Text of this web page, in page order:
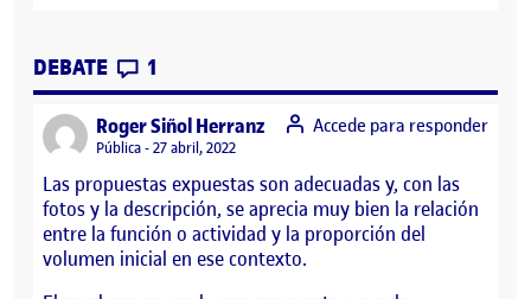
DEBATE CONTRIBUTIONS
1
Roger Siñol Herranzsays:
Visibilidad:
Pública 27 abril, 2022
Las propuestas expuestas son adecuadas y, con las
fotos y la descripción, se aprecia muy bien la relación
entre la función o actividad y la proporción del
volumen inicial en ese contexto.
Accede para responder